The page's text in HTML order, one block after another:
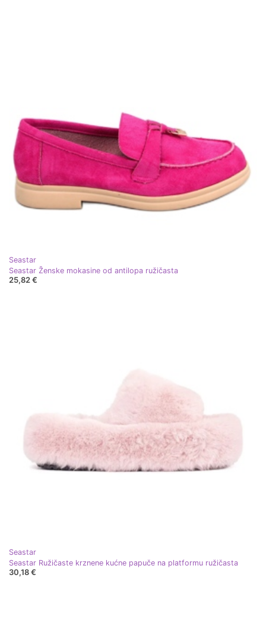
Seastar
Seastar Ženske mokasine od antilopa ružičasta
25,82 €
Seastar
Seastar Ružičaste krznene kućne papuče na platformu ružičasta
30,18 €